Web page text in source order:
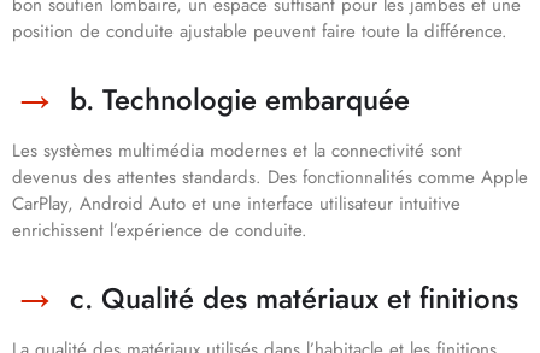
position de conduite ajustable peuvent faire toute la différence.
b. Technologie embarquée
Les systèmes multimédia modernes et la connectivité sont
devenus des attentes standards. Des fonctionnalités comme Apple
CarPlay, Android Auto et une interface utilisateur intuitive
enrichissent l’expérience de conduite.
c. Qualité des matériaux et finitions